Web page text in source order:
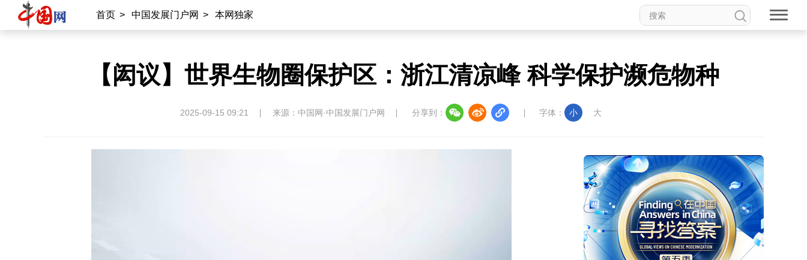
首页 > 中国发展门户网 > 本网独家
【闳议】世界生物圈保护区：浙江清凉峰 科学保护濒危物种
2025-09-15 09:21 来源：中国网·中国发展门户网 分享到： 字体： 小 大